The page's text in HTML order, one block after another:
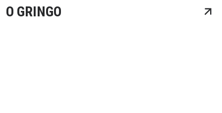
O GRINGO